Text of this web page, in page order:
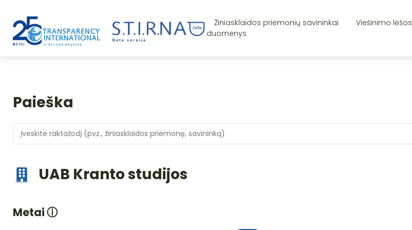
Žiniasklaidos priemonių savininkai Viešinimo lėšos
duomenys
Paieška
UAB Kranto studijos
Metaiⓘ